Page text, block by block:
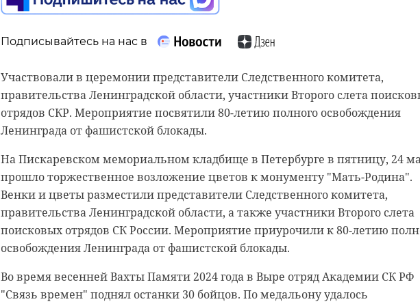
Подписывайтесь на нас в
Участвовали в церемонии представители Следственного комитета,
правительства Ленинградской области, участники Второго слета
отрядов СКР. Мероприятие посвятили 80-летию полного освобождения
Ленинграда от фашистской блокады.
На Пискаревском мемориальном кладбище в Петербурге в пятницу, 24
прошло торжественное возложение цветов к монументу "Мать-Родина".
Венки и цветы разместили представители Следственного комитета,
правительства Ленинградской области, а также участники Второго слета
поисковых отрядов СК России. Мероприятие приурочили к 80-летию
освобождения Ленинграда от фашистской блокады.
Во время весенней Вахты Памяти 2024 года в Выре отряд Академии СК РФ
"Связь времен" поднял останки 30 бойцов. По медальону удалось
Подписывайтесь на нас в
Северо-Западная транспортная прокуратура сообщила о начале проверки
факту столкновения теплоходов в Северной столице.
В пятницу, 24 мая, в 01:30 на Неве в Петербурге столкнулись теплоходы. Во
время туристической прогулки в районе Благовещенского моста одно из
судов при развороте столкнулось с другим. Второй теплоход после
опору Благовещенского моста.
О произошедшем сообщили в дежурную часть Санкт-Петербургского
линейного отдела МВД России на водном транспорте.
По данным транспортной полиции СЗФО, пострадавших нет, водотечности
не выявлено. Оба теплохода получили вмятины и царапины на боках, на
опоре моста остались следы от краски судна. Медицинское